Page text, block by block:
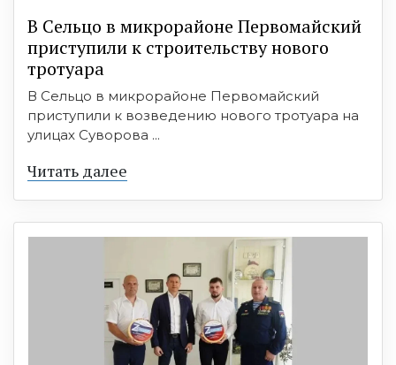
В Сельцо в микрорайоне Первомайский
приступили к строительству нового
тротуара
В Сельцо в микрорайоне Первомайский
приступили к возведению нового тротуара на
улицах Суворова ...
Читать далее